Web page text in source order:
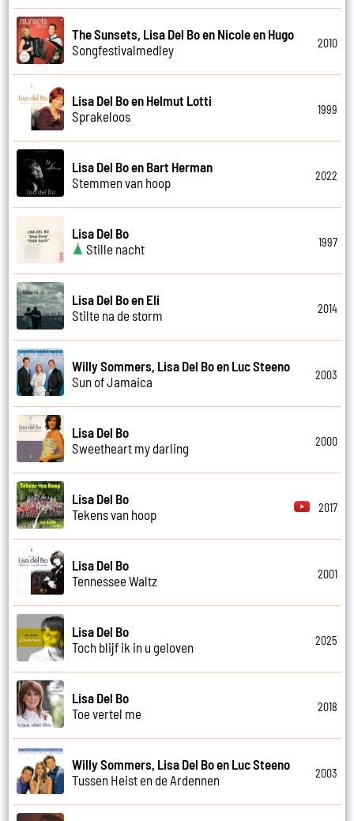
The Sunsets, Lisa Del Bo en Nicole en Hugo
Songfestivalmedley
2010
Lisa Del Bo en Helmut Lotti
Sprakeloos
1999
Lisa Del Bo en Bart Herman
Stemmen van hoop
2022
Lisa Del Bo
Stille nacht
1997
Lisa Del Bo en Eli
Stilte na de storm
2014
Willy Sommers, Lisa Del Bo en Luc Steeno
Sun of Jamaica
2003
Lisa Del Bo
Sweetheart my darling
2000
Lisa Del Bo
Tekens van hoop
2017
Lisa Del Bo
Tennessee Waltz
2001
Lisa Del Bo
Toch blijf ik in u geloven
2025
Lisa Del Bo
Toe vertel me
2018
Willy Sommers, Lisa Del Bo en Luc Steeno
Tussen Heist en de Ardennen
2003